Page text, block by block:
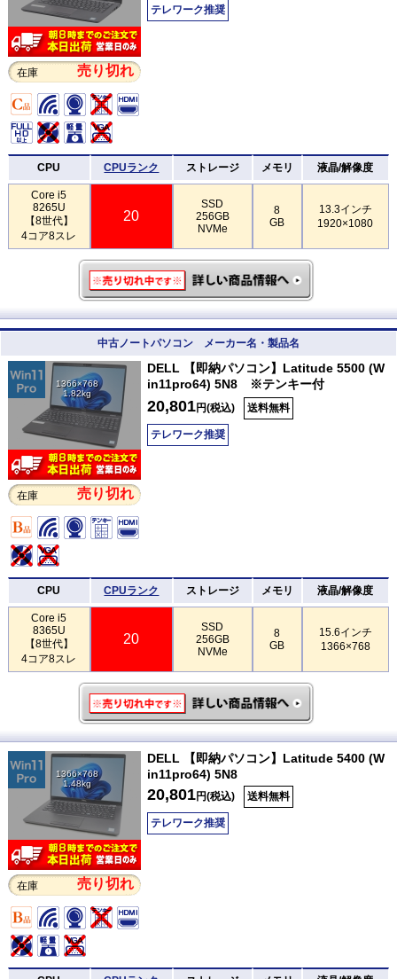
在庫 売り切れ
テレワーク推奨
CPU CPUランク ストレージ メモリ 液晶/解像度
Core i5
8265U
【8世代】
4コア8スレ
20
SSD
256GB
NVMe
8
GB
13.3インチ
1920×1080
中古ノートパソコン メーカー名・製品名
1366×768
1.82kg
在庫 売り切れ
DELL 【即納パソコン】Latitude 5500 (W
in11pro64) 5N8 ※テンキー付
20,801円(税込) 送料無料
テレワーク推奨
CPU CPUランク ストレージ メモリ 液晶/解像度
Core i5
8365U
【8世代】
4コア8スレ
20
SSD
256GB
NVMe
8
GB
15.6インチ
1366×768
1366×768
1.48kg
在庫 売り切れ
DELL 【即納パソコン】Latitude 5400 (W
in11pro64) 5N8
20,801円(税込) 送料無料
テレワーク推奨